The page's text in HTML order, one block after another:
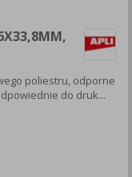
poliestru, odporne
do druk...
konta.
ją w dowolnym